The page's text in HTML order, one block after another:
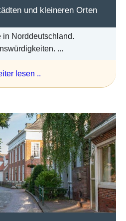
und kleineren Orten
in Norddeutschland.
...
lesen ..